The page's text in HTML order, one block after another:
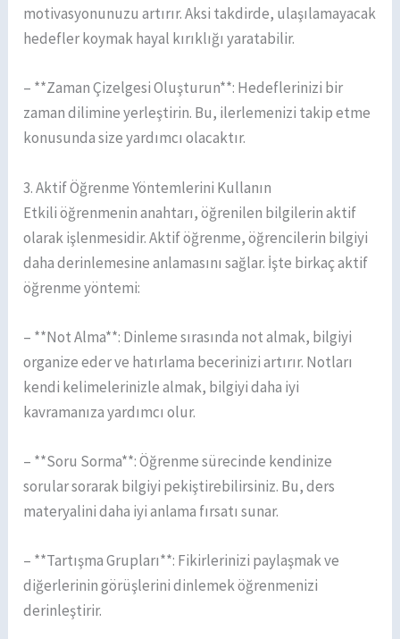
motivasyonunuzu artırır. Aksi takdirde, ulaşılamayacak
hedefler koymak hayal kırıklığı yaratabilir.
– **Zaman Çizelgesi Oluşturun**: Hedeflerinizi bir
zaman dilimine yerleştirin. Bu, ilerlemenizi takip etme
konusunda size yardımcı olacaktır.
3. Aktif Öğrenme Yöntemlerini Kullanın
Etkili öğrenmenin anahtarı, öğrenilen bilgilerin aktif
olarak işlenmesidir. Aktif öğrenme, öğrencilerin bilgiyi
daha derinlemesine anlamasını sağlar. İşte birkaç aktif
öğrenme yöntemi:
– **Not Alma**: Dinleme sırasında not almak, bilgiyi
organize eder ve hatırlama becerinizi artırır. Notları
kendi kelimelerinizle almak, bilgiyi daha iyi
kavramanıza yardımcı olur.
– **Soru Sorma**: Öğrenme sürecinde kendinize
sorular sorarak bilgiyi pekiştirebilirsiniz. Bu, ders
materyalini daha iyi anlama fırsatı sunar.
– **Tartışma Grupları**: Fikirlerinizi paylaşmak ve
diğerlerinin görüşlerini dinlemek öğrenmenizi
derinleştirir.